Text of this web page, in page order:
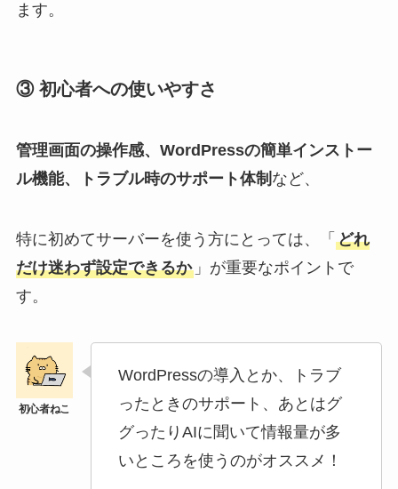
ます。
③ 初心者への使いやすさ
管理画面の操作感、WordPressの簡単インストー
ル機能、トラブル時のサポート体制 など、
特に初めてサーバーを使う方にとっては、「 どれ
だけ迷わず設定できるか」が重要なポイントで
す。
WordPressの導入とか、トラブ
ったときのサポート、あとはグ
グったりAIに聞いて情報量が多
いところを使うのがオススメ！